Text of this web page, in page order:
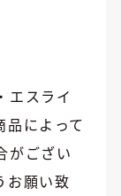
エスライ
品によって
がござい
お願い致